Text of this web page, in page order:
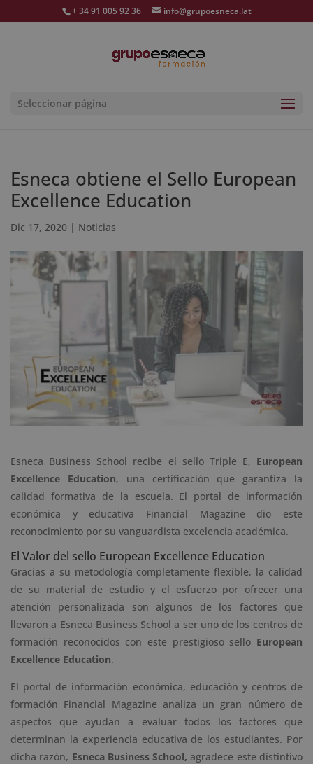
+ 34 91 005 92 36 info@grupoesneca.lat
Seleccionar página
Esneca obtiene el Sello European
Excellence Education
Dic 17, 2020 | Noticias
Esneca Business School recibe el sello Triple E, European
Excellence Education, una certificación que garantiza la
calidad formativa de la escuela. El portal de información
económica y educativa Financial Magazine dio este
reconocimiento por su vanguardista excelencia académica.
El Valor del sello European Excellence Education
Gracias a su metodología completamente flexible, la calidad
de su material de estudio y el esfuerzo por ofrecer una
atención personalizada son algunos de los factores que
llevaron a Esneca Business School a ser uno de los centros de
formación reconocidos con este prestigioso sello European
Excellence Education.
El portal de información económica, educación y centros de
formación Financial Magazine analiza un gran número de
aspectos que ayudan a evaluar todos los factores que
determinan la experiencia educativa de los estudiantes. Por
dicha razón, Esneca Business School, agradece este distintivo